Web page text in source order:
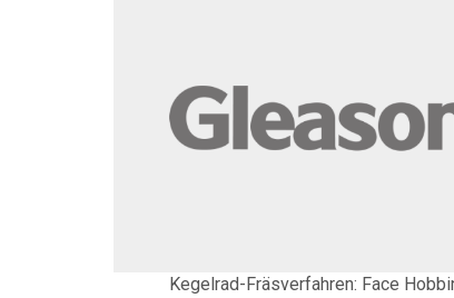
Kegelrad-Fräsverfahren: Face